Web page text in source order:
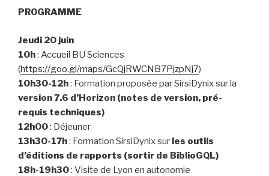
PROGRAMME
Jeudi 20 juin
10h: Accueil BU Sciences
(https://goo.gl/maps/GcQjRWCNB7PjzpNj7)
10h30-12h: Formation proposée par SirsiDynix sur la
version 7.6 d’Horizon (notes de version, pré-
requis techniques)
12h00: Déjeuner
13h30-17h: Formation SirsiDynixsur les outils
d’éditions de rapports (sortir de BiblioGQL)
18h-19h30: Visite de Lyon en autonomie